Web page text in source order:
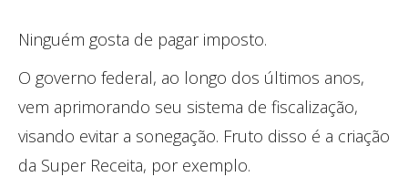
Ninguém gosta de pagar imposto.
O governo federal, ao longo dos últimos anos,
vem aprimorando seu sistema de fiscalização,
visando evitar a sonegação. Fruto disso é a criação
da Super Receita, por exemplo.